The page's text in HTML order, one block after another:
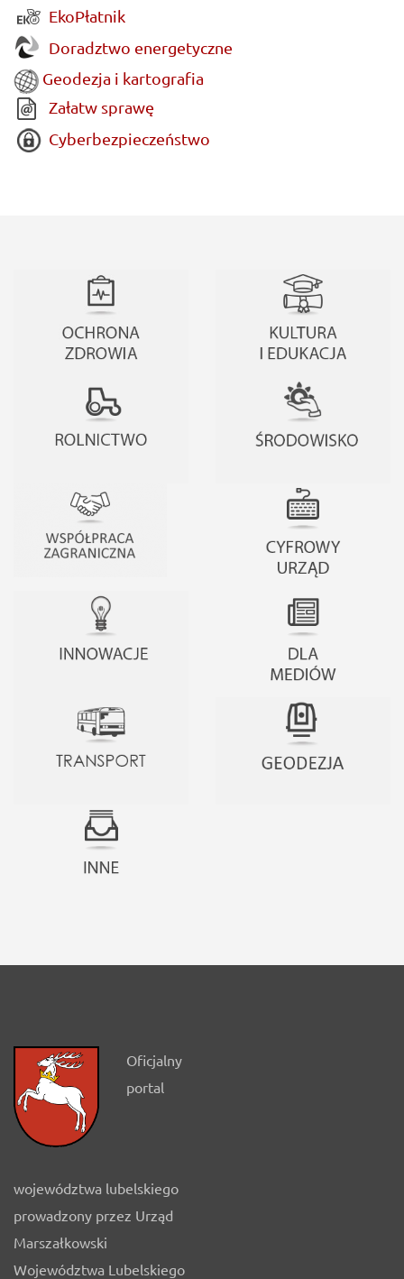
EkoPłatnik
Doradztwo energetyczne
Geodezja i kartografia
Załatw sprawę
Cyberbezpieczeństwo
Oficjalny
portal
województwa lubelskiego
prowadzony przez Urząd
Marszałkowski
Województwa Lubelskiego